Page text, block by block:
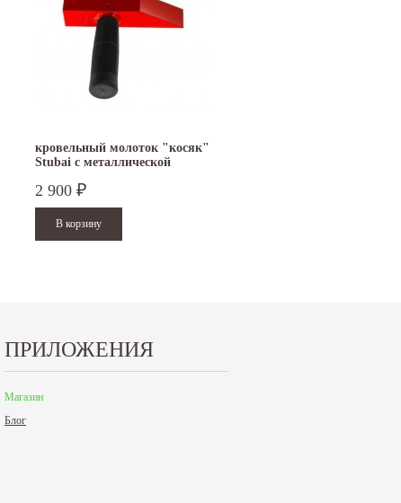
кровельный молоток "косяк"
Stubai с металлической
2 900 ₽
ПРИЛОЖЕНИЯ
Магазин
Блог